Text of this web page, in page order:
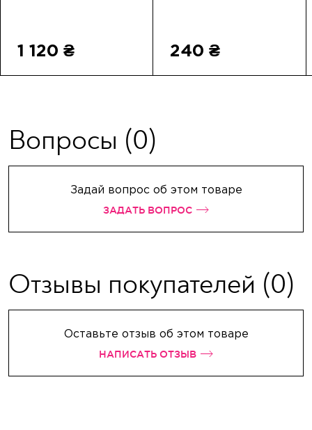
1 120 ₴ 240 ₴
Вопросы (0)
Задай вопрос об этом товаре
ЗАДАТЬ ВОПРОС
Отзывы покупателей (0)
Оставьте отзыв об этом товаре
НАПИСАТЬ ОТЗЫВ